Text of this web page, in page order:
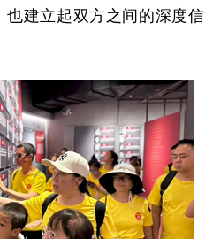
建立起双方之间的深度信